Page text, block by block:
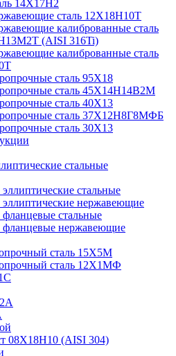
14Х17Н2
сталь 12Х18Н10Т
калиброванные сталь
(AISI 316Ti)
калиброванные сталь
сталь 95Х18
сталь 45Х14Н14В2М
сталь 40Х13
сталь 37Х12Н8Г8МФБ
сталь 30Х13
стальные
стальные
эллиптические нержавеющие
стальные
фланцевые нержавеющие
сталь 15Х5М
сталь 12Х1МФ
08Х18Н10 (AISI 304)